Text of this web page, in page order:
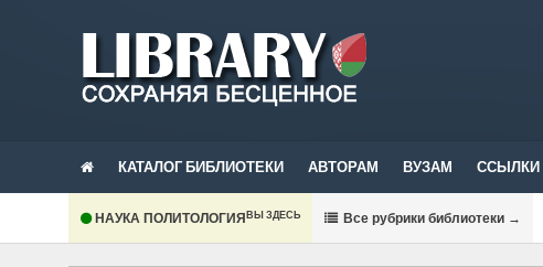
КАТАЛОГ БИБЛИОТЕКИ АВТОРАМ ВУЗАМ ССЫЛКИ
НАУКА ПОЛИТОЛОГИЯВЫ ЗДЕСЬ Все рубрики библиотеки →